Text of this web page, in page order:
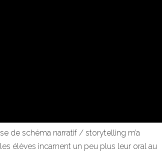
de schéma narratif / storytelling m’a
élèves incarnent un peu plus leur oral au